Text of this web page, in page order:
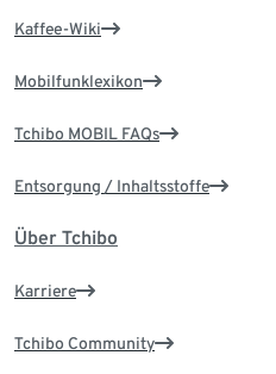
Kaffee-Wiki
Mobilfunklexikon
Tchibo MOBIL FAQs
Entsorgung / Inhaltsstoffe
Über Tchibo
Karriere
Tchibo Community